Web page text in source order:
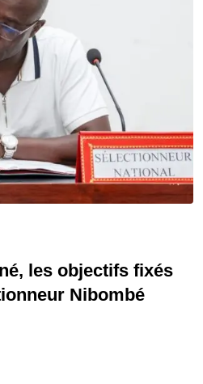
les objectifs fixés
Nibombé